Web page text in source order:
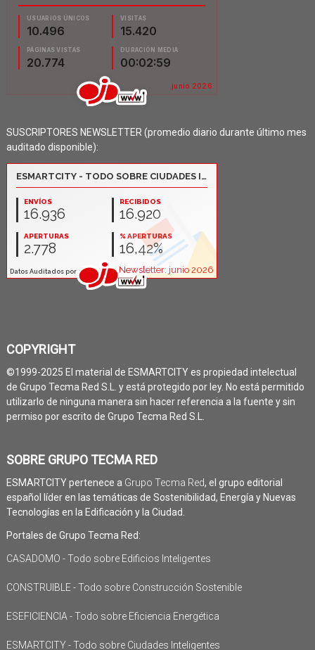
SUSCRIPTORES NEWSLETTER (promedio diario durante último mes
auditado disponible):
COPYRIGHT
©1999-2025 El material de ESMARTCITY es propiedad intelectual
de Grupo Tecma Red S.L. y está protegido por ley. No está permitido
utilizarlo de ninguna manera sin hacer referencia a la fuente y sin
permiso por escrito de Grupo Tecma Red S.L.
SOBRE GRUPO TECMA RED
ESMARTCITY pertenece a Grupo Tecma Red, el grupo editorial
español líder en las temáticas de Sostenibilidad, Energía y Nuevas
Tecnologías en la Edificación y la Ciudad.
Portales de Grupo Tecma Red:
CASADOMO - Todo sobre Edificios Inteligentes
CONSTRUIBLE - Todo sobre Construcción Sostenible
ESEFICIENCIA - Todo sobre Eficiencia Energética
ESMARTCITY - Todo sobre Ciudades Inteligentes